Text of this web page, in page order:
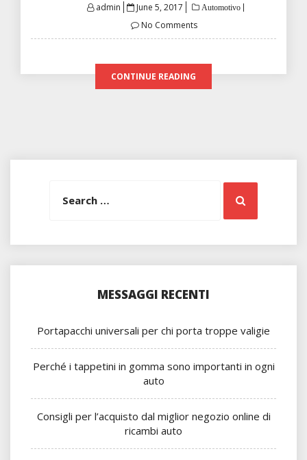
admin
Posted
June 5, 2017 Automotivo
No Comments
CONTINUE READING
Search
MESSAGGI RECENTI
Portapacchi universali per chi porta troppe valigie
Perché i tappetini in gomma sono importanti in ogni
auto
Consigli per l’acquisto dal miglior negozio online di
ricambi auto